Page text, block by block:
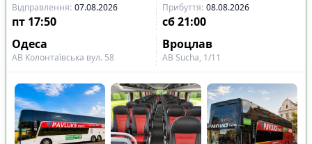
Відправлення: 07.08.2026 Прибуття: 08.08.2026
пт 17:50 сб 21:00
Одеса
Вроцлав
АВ Колонтаївська вул. 58 АВ Sucha, 1/11